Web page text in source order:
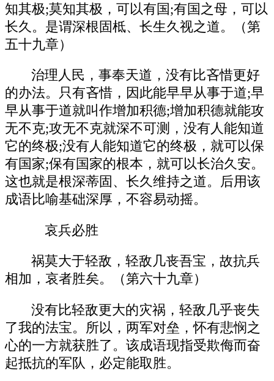
知其极;莫知其极，可以有国;有国之母，可以
长久。是谓深根固柢、长生久视之道。（第
五十九章）
治理人民，事奉天道，没有比吝惜更好
的办法。只有吝惜，因此能早早从事于道;早
早从事于道就叫作增加积德;增加积德就能攻
无不克;攻无不克就深不可测，没有人能知道
它的终极;没有人能知道它的终极，就可以保
有国家;保有国家的根本，就可以长治久安。
这也就是根深蒂固、长久维持之道。后用该
成语比喻基础深厚，不容易动摇。
哀兵必胜
祸莫大于轻敌，轻敌几丧吾宝，故抗兵
相加，哀者胜矣。（第六十九章）
没有比轻敌更大的灾祸，轻敌几乎丧失
了我的法宝。所以，两军对垒，怀有悲悯之
心的一方就获胜了。该成语现指受欺侮而奋
起抵抗的军队，必定能取胜。